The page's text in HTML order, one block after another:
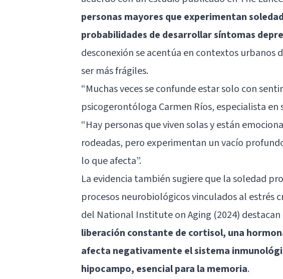
personas mayores que experimentan
probabilidades de desarrollar síntomas
desconexión se acentúa en contextos urbanos
ser más frágiles.
“Muchas veces se confunde estar solo con
psicogerontóloga Carmen Ríos, especialista
“Hay personas que viven solas y están
rodeadas, pero experimentan un vacío
lo que afecta”.
La evidencia también sugiere que la soledad
procesos neurobiológicos vinculados al estrés
del National Institute on Aging (2024) destacan
liberación constante de cortisol, una
afecta negativamente el sistema
hipocampo, esencial para la memoria.